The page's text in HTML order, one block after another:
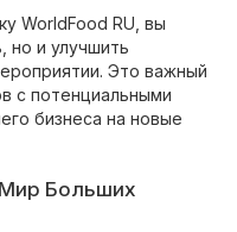
WorldFood RU, вы
но и улучшить
Это важный
с потенциальными
бизнеса на новые
Больших